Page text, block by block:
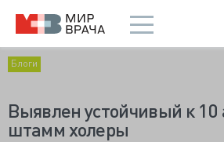
Блоги
Выявлен устойчивый к
штамм холеры